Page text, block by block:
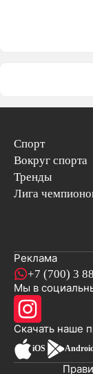
Спорт
Вокруг спорта
Тренды
Лига
Реклама
+7 (700) 3
Мы в
Скачать наше
iOS